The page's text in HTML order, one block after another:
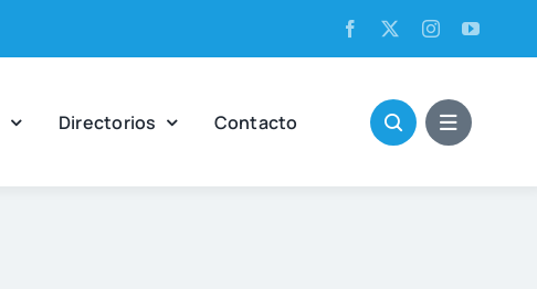
Direc­to­rios Con­tac­to